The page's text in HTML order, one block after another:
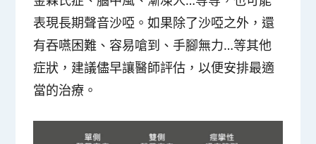
表現長期聲音沙啞。如果除了沙啞之外，還
有吞嚥困難、容易嗆到、手腳無力…等其他
症狀，建議儘早讓醫師評估，以便安排最適
當的治療。